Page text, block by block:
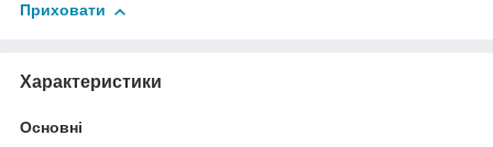
Приховати
Характеристики
Основні